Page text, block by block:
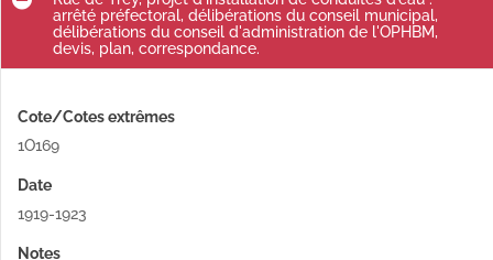
arrêté préfectoral, délibérations du conseil municipal,
délibérations du conseil d'administration de l'OPHBM,
devis, plan, correspondance.
Cote/Cotes extrêmes
1O169
Date
1919-1923
Notes